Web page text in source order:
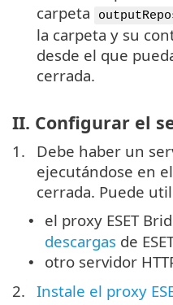
carpeta
la carpeta y su
desde el que
cerrada.
II. Configurar el
1.
Debe haber un
ejecutándose en
cerrada. Puede
• el proxy ESET
descargas de
•
otro servidor
2. Instale el proxy